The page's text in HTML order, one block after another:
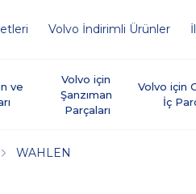
Volvo İndirimli Ürünler
ve
Volvo için
Şanzıman
Parçaları
Volvo için
İç
WAHLEN